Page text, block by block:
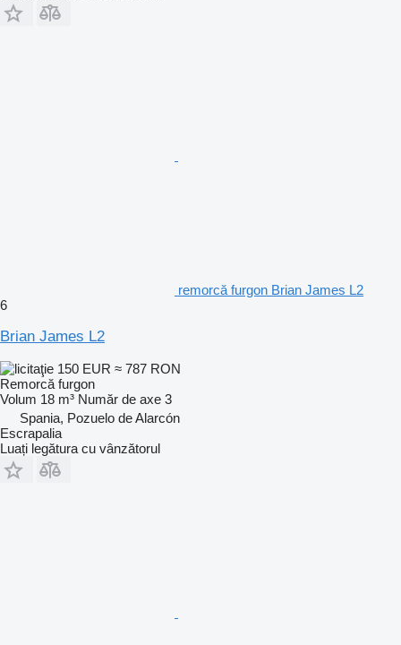
remorcă furgon Brian James L2
6
Brian James L2
150 EUR ≈ 787 RON
Remorcă furgon
Volum 18 m³ Număr de axe 3
Spania, Pozuelo de Alarcón
Escrapalia
Luați legătura cu vânzătorul